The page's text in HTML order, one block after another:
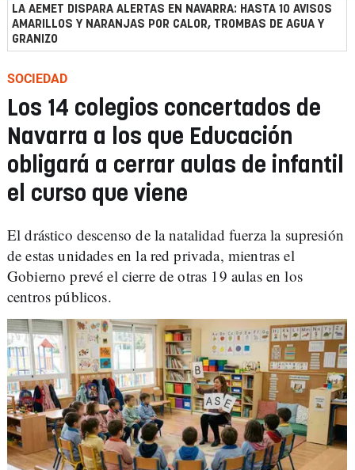
LA AEMET DISPARA ALERTAS EN NAVARRA: HASTA 10 AVISOS
AMARILLOS Y NARANJAS POR CALOR, TROMBAS DE AGUA Y
GRANIZO
SOCIEDAD
Los 14 colegios concertados de
Navarra a los que Educación
obligará a cerrar aulas de infantil
el curso que viene
El drástico descenso de la natalidad fuerza la supresión
de estas unidades en la red privada, mientras el
Gobierno prevé el cierre de otras 19 aulas en los
centros públicos.